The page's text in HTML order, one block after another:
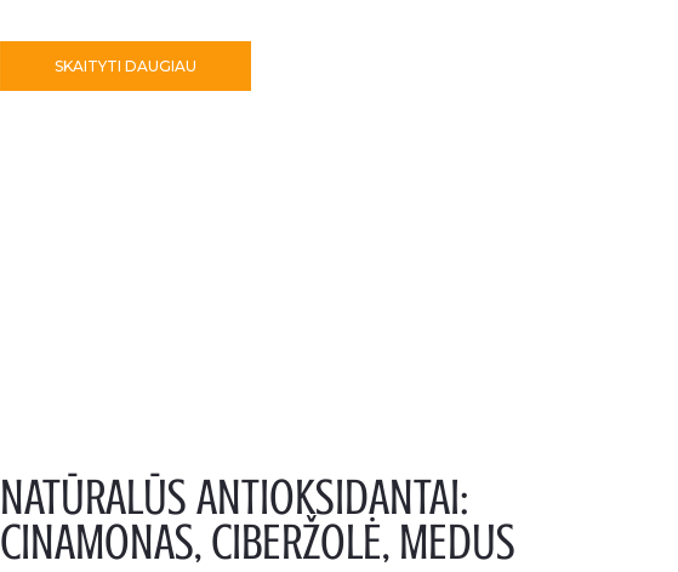
SKAITYTI DAUGIAU
NATŪRALŪS ANTIOKSIDANTAI:
CINAMONAS, CIBERŽOLĖ, MEDUS